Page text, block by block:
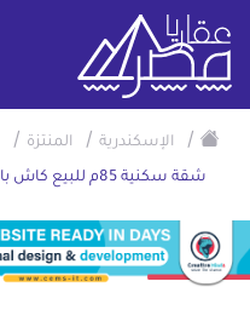
/ الإسكندرية / المنتزة /
شقة سكنية 85م للبيع كاش بالمنتزة الإسكندرية